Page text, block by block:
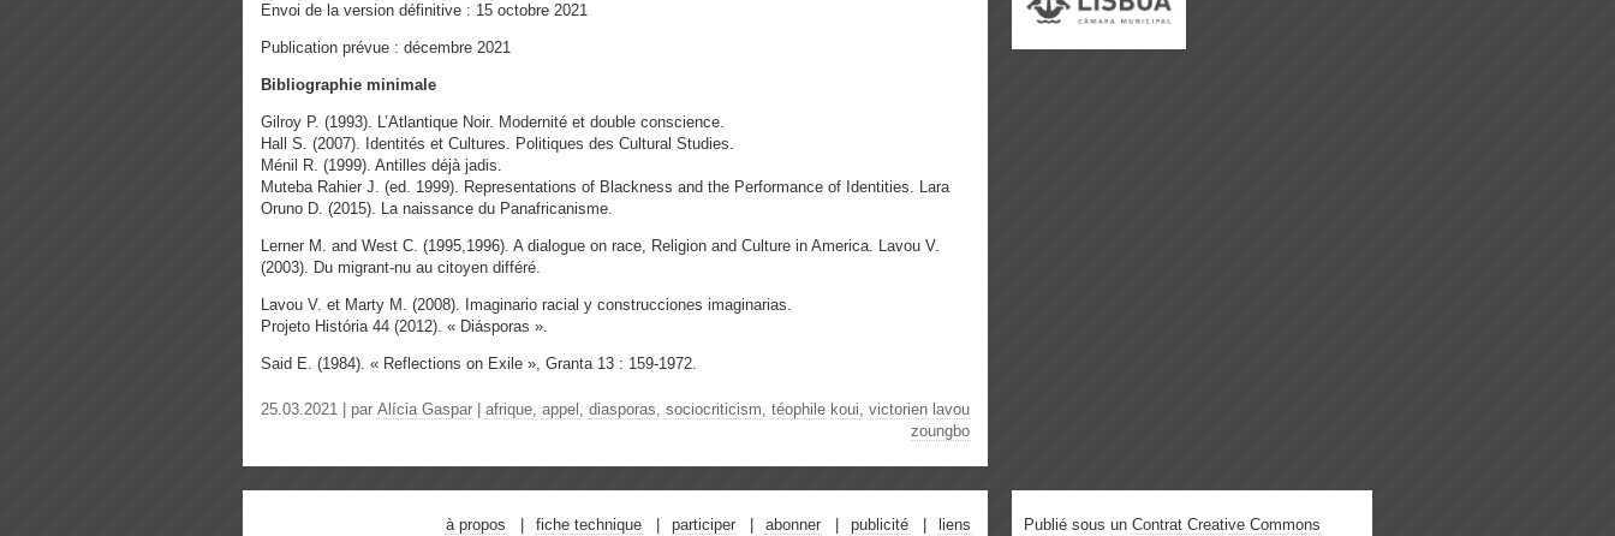
Envoi de la version définitive : 15 octobre 2021
Publication prévue : décembre 2021
Bibliographie minimale
Gilroy P. (1993). L’Atlantique Noir. Modernité et double conscience.
Hall S. (2007). Identités et Cultures. Politiques des Cultural Studies.
Ménil R. (1999). Antilles déjà jadis.
Muteba Rahier J. (ed. 1999). Representations of Blackness and the Performance of Identities. Lara
Oruno D. (2015). La naissance du Panafricanisme.
Lerner M. and West C. (1995,1996). A dialogue on race, Religion and Culture in America. Lavou V.
(2003). Du migrant-nu au citoyen différé.
Lavou V. et Marty M. (2008). Imaginario racial y construcciones imaginarias.
Projeto História 44 (2012). « Diásporas ».
Said E. (1984). « Reflections on Exile », Granta 13 : 159-1972.
25.03.2021 | par Alícia Gaspar afrique, appel , diasporas, sociocriticism, téophile koui, victorien lavou
zoungbo
à propos fiche technique participer abonner publicité liens Publié sous un Contrat Creative Commons